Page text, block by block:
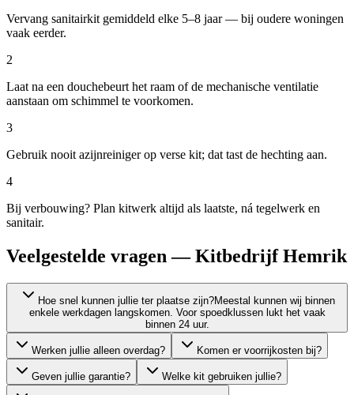
Vervang sanitairkit gemiddeld elke 5–8 jaar — bij oudere woningen
vaak eerder.
2
Laat na een douchebeurt het raam of de mechanische ventilatie
aanstaan om schimmel te voorkomen.
3
Gebruik nooit azijnreiniger op verse kit; dat tast de hechting aan.
4
Bij verbouwing? Plan kitwerk altijd als laatste, ná tegelwerk en
sanitair.
Veelgestelde vragen — Kitbedrijf Hemrik
Hoe snel kunnen jullie ter plaatse zijn?Meestal kunnen wij binnen
enkele werkdagen langskomen. Voor spoedklussen lukt het vaak
binnen 24 uur.
Werken jullie alleen overdag? Komen er voorrijkosten bij?
Geven jullie garantie? Welke kit gebruiken jullie?